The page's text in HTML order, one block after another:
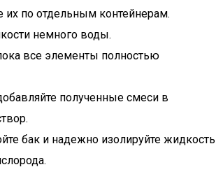
их по отдельным контейнерам.
немного воды.
все элементы полностью
полученные смеси в
бак и надежно изолируйте жидкость